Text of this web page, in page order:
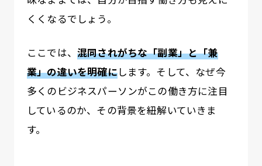
くくなるでしょう。
ここでは、 混同されがちな「副業」と「兼
業」の違いを明確にします。そして、なぜ今
多くのビジネスパーソンがこの働き方に注目
しているのか、その背景を紐解いていきま
す。